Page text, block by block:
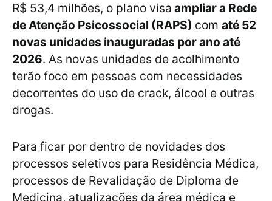
R$ 53,4 milhões, o plano visa ampliar a Rede
de Atenção Psicossocial (RAPS) com até 52
novas unidades inauguradas por ano até
2026. As novas unidades de acolhimento
terão foco em pessoas com necessidades
decorrentes do uso de crack, álcool e outras
drogas.
Para ficar por dentro de novidades dos
processos seletivos para Residência Médica,
processos de Revalidação de Diploma de
Medicina, atualizações da área médica e